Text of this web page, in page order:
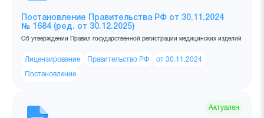
Постановление Правительства РФ от 30.11.2024
№ 1684 (ред. от 30.12.2025)
Об утверждении Правил государственной регистрации медицинских изделий
Лицензирование Правительство РФ от 30.11.2024
Постановление
Актуален